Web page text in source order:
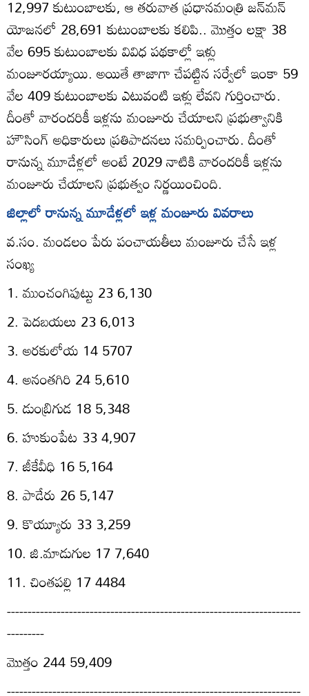
12,997 కుటుంబాలకు, ఆ తరువాత ప్రధానమంత్రి జన్‌మన్‌
యోజనలో 28,691 కుటుంబాలకు కలిపి.. మొత్తం లక్షా 38
వేల 695 కుటుంబాలకు వివిధ పథకాల్లో ఇళ్లు
మంజూరయ్యాయి. అయితే తాజాగా చేపట్టిన సర్వేలో ఇంకా 59
వేల 409 కుటుంబాలకు ఎటువంటి ఇళ్లు లేవని గుర్తించారు.
దీంతో వారందరికీ ఇళ్లను మంజూరు చేయాలని ప్రభుత్వానికి
హౌసింగ్‌ అధికారులు ప్రతిపాదనలు సమర్పించారు. దీంతో
రానున్న మూడేళ్లలో అంటే 2029 నాటికి వారందరికీ ఇళ్లను
మంజూరు చేయాలని ప్రభుత్వం నిర్ణయించింది.
జిల్లాలో రానున్న మూడేళ్లలో ఇళ్ల మంజూరు వివరాలు
వ.సం. మండలం పేరు పంచాయతీలు మంజూరు చేసే ఇళ్ల
సంఖ్య
1. ముంచంగిపుట్టు 23 6,130
2. పెదబయలు 23 6,013
3. అరకులోయ 14 5707
4. అనంతగిరి 24 5,610
5. డుంబ్రిగుడ 18 5,348
6. హుకుంపేట 33 4,907
7. జీకేవీధి 16 5,164
8. పాడేరు 26 5,147
9. కొయ్యూరు 33 3,259
10. జి.మాడుగుల 17 7,640
11. చింతపల్లి 17 4484
-----------------------------------------------------------------------
---------
మొత్తం 244 59,409